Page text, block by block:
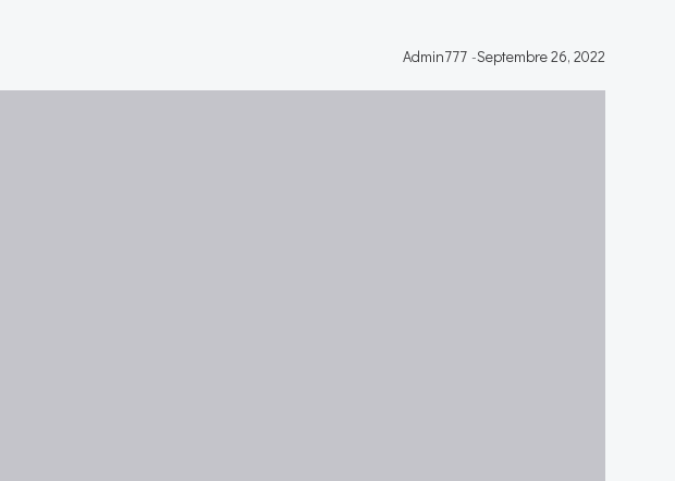
Admin777 -Septembre 26, 2022